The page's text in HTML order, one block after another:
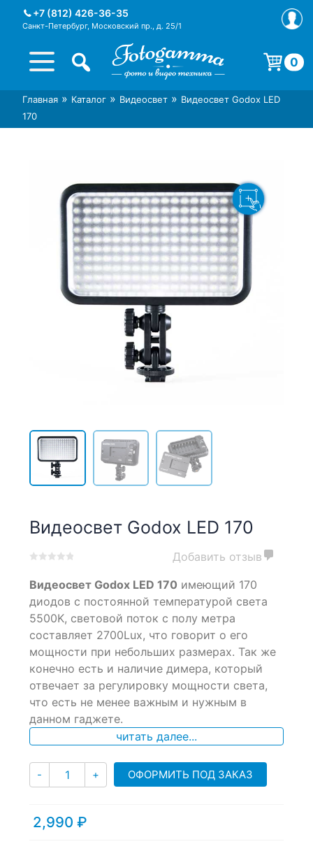
+7 (812) 426-36-35
Санкт-Петербург, Московский пр., д. 25/1
Интернет-магазин фототехники
Магазин фотоаксессуаров foto-
0
Корзина пуста.
Главная » Каталог » Видеосвет » Видеосвет Godox LED
170
Видеосвет Godox LED 170
out
based
on
customer
ratings
Добавить отзыв
Видеосвет Godox LED 170 имеющий 170
диодов с постоянной температурой света
5500K, световой поток с полу метра
составляет 2700Lux, что говорит о его
мощности при небольших размерах. Так же
конечно есть и наличие димера, который
отвечает за регулировку мощности света,
что есть не менее важным и нужным в
данном гаджете.
читать далее...
- Количество
+ ОФОРМИТЬ ПОД ЗАКАЗ
2,990 ₽